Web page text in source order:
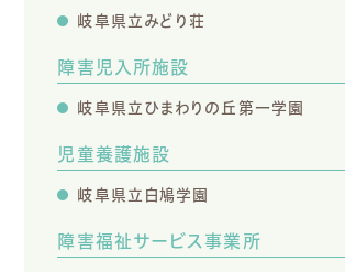
岐阜県立みどり荘
障害児入所施設
岐阜県立ひまわりの丘第一学園
児童養護施設
岐阜県立白鳩学園
障害福祉サービス事業所